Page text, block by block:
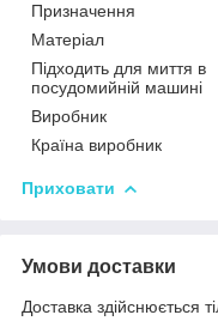
Призначення
Матеріал
Підходить для миття в
посудомийній машині
Виробник
Країна виробник
Приховати
Умови доставки
Доставка здійснюється